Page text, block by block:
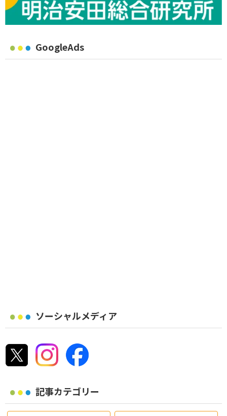
GoogleAds
ソーシャルメディア
記事カテゴリー